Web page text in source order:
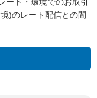
)のレート配信との間